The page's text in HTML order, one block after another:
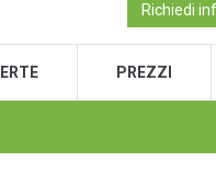
Richiedi
PREZZI